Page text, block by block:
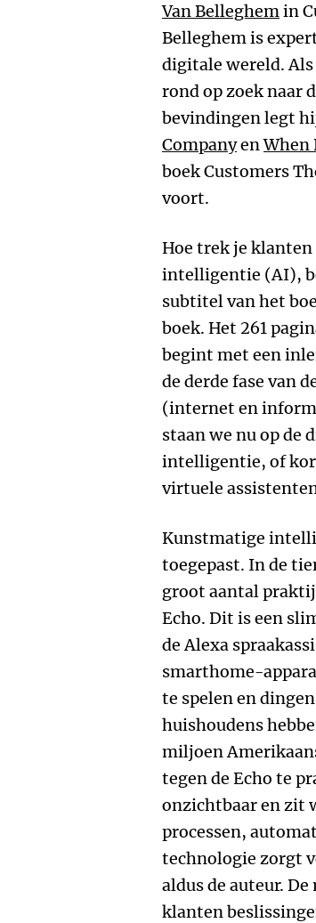
Van Belleghemin
Belleghem is
digitale wereld. Als
rond op zoek naar
bevindingen legt
CompanyenWhen
boek Customers
voort.
Hoe trek je
intelligentie (AI),
subtitel van het
boek. Het 261
begint met een
de derde fase van
(internet en
staan we nu op de
intelligentie, of
virtuele
Kunstmatige
toegepast. In de
groot aantal
Echo. Dit is een
de Alexa
smarthome-
te spelen en
huishoudens
miljoen
tegen de Echo te
onzichtbaar en zit
processen,
technologie zorgt
aldus de auteur.
klanten